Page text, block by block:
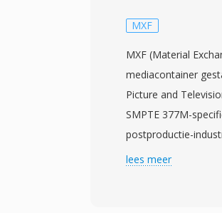
MXF
MXF (Material
mediacontainer
Picture and
SMPTE 377M-
postproductie-
wrapper voor het
lees meer